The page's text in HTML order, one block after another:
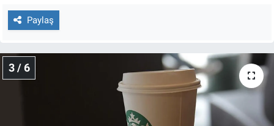
Paylaş
3 / 6
Yerel Gündem
Yerel Yaşam